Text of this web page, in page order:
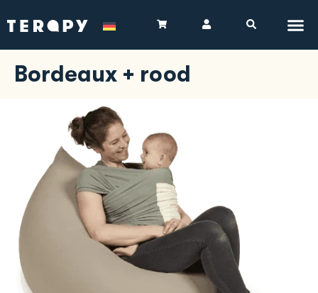
Bordeaux + rood